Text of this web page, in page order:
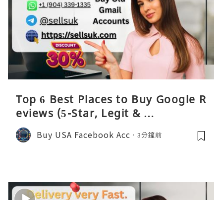
Top 6 Best Places to Buy Google R
eviews (5-Star, Legit & …
Buy USA Facebook Acc 3分鐘前